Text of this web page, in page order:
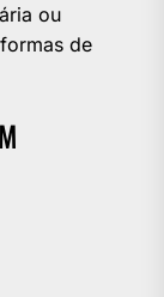
ou
de